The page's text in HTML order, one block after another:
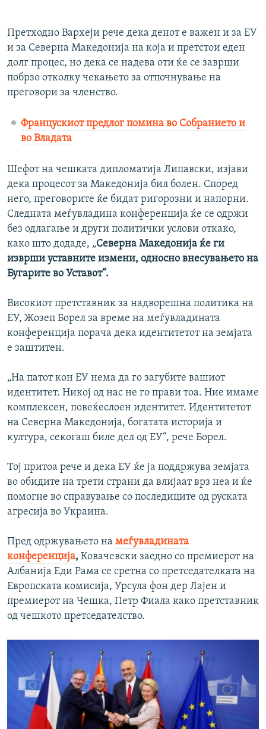
720p 1080p
720p
1080p
Претходно Вархеји рече дека денот е важен и за ЕУ
и за Северна Македонија на која и претстои еден
долг процес, но дека се надева оти ќе се заврши
побрзо отколку чекањето за отпочнување на
преговори за членство.
Францускиот предлог помина во Собранието и
во Владата
Шефот на чешката дипломатија Липавски, изјави
дека процесот за Македонија бил болен. Според
него, преговорите ќе бидат ригорозни и напорни.
Следната меѓувладина конференција ќе се одржи
без одлагање и други политички услови откако,
како што додаде, „Северна Македонија ќе ги
изврши уставните измени, односно внесувањето на
Бугарите во Уставот“.
Високиот претставник за надворешна политика на
ЕУ, Жозеп Борел за време на меѓувладината
конференција порача дека идентитетот на земјата
е заштитен.
„На патот кон ЕУ нема да го загубите вашиот
идентитет. Никој од нас не го прави тоа. Ние имаме
комплексен, повеќеслоен идентитет. Идентитетот
на Северна Македонија, богатата историја и
култура, секогаш биле дел од ЕУ“, рече Борел.
Тој притоа рече и дека ЕУ ќе ја поддржува земјата
во обидите на трети страни да влијаат врз неа и ќе
помогне во справување со последиците од руската
агресија во Украина.
Пред одржувањето на меѓувладината
конференција, Ковачевски заедно со премиерот на
Албанија Еди Рама се сретна со претседателката на
Европската комисија, Урсула фон дер Лајен и
премиерот на Чешка, Петр Фиала како претставник
од чешкото претседателство.